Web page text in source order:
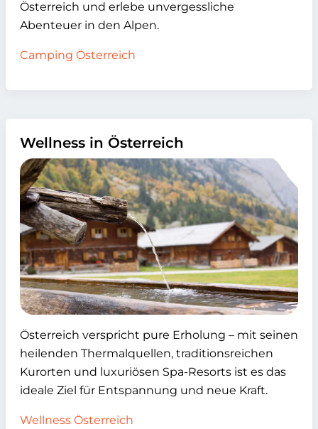
Österreich und erlebe unvergessliche
Abenteuer in den Alpen.
Camping Österreich
Wellness in Österreich
Österreich verspricht pure Erholung – mit seinen
heilenden Thermalquellen, traditionsreichen
Kurorten und luxuriösen Spa-Resorts ist es das
ideale Ziel für Entspannung und neue Kraft.
Wellness Österreich